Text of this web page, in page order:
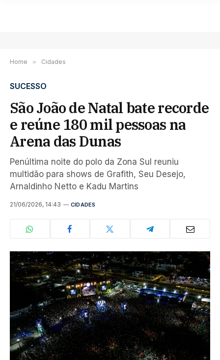
Home » Cidades
SUCESSO
São João de Natal bate recorde
e reúne 180 mil pessoas na
Arena das Dunas
Penúltima noite do polo da Zona Sul reuniu
multidão para shows de Grafith, Seu Desejo,
Arnaldinho Netto e Kadu Martins
21/06/2026, 14:43 CIDADES